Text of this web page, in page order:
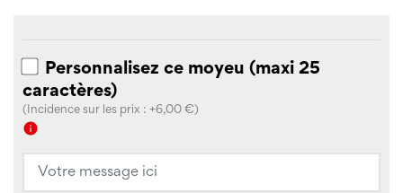
Personnalisez ce moyeu (maxi 25
caractères)
(Incidence sur les prix : +6,00 €)
info